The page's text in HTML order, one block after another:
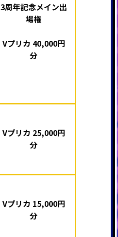
3周年記念メイン出
場権
Vプリカ 40,000円
分
Vプリカ 25,000円
分
Vプリカ 15,000円
分